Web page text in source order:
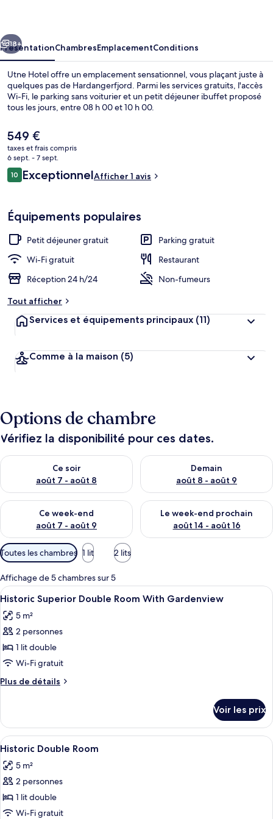
Façade de l’hébergement
Suivant
18+
PrésentationChambresEmplacementConditions
Utne Hotel offre un emplacement sensationnel, vous plaçant juste à
quelques pas de Hardangerfjord. Parmi les services gratuits, l'accès
Wi-Fi, le parking sans voiturier et un petit déjeuner ibuffet proposé
tous les jours, entre 08 h 00 et 10 h 00.
Le
prix
actuel
est
de
549 €
taxes et frais compris
6 sept. - 7 sept.
Avis
voyageurs
1010 sur 10
ExceptionnelAfficher 1 avis
Équipements populaires
Petit déjeuner gratuit
Parking gratuit
Wi-Fi gratuit
Restaurant
Réception 24 h/24
Non-fumeurs
Tout afficher
Services et équipements principaux (11)
Comme à la maison (5)
Options de chambre
Vérifiez la disponibilité pour ces dates.
Ce soir
août 7 - août 8
Vérifier la disponibilité pour ce soir août 7 - août 8
Demain
août 8 - août 9
Vérifier la disponibilité pour
Ce week-end
août 7 - août 9
Vérifier la disponibilité pour ce week-end août 7 - août 9
Le week-end prochain
août 14 - août 16
Vérifier la disponibilité pour
Filtres
disponibles
pour
les
chambres
Toutes les chambres 1 lit 2 lits
Affichage de 5 chambres sur 5
Afficher
toutes
les
photos
pour
ce
type
de
Historic
Superior
Double
Room
With
Gardenview
Une chambre d’hôtel avec un grand
1
Historic Superior Double Room With Gardenview
5 m²
2 personnes
1 lit double
Wi-Fi gratuit
Plus de détails
Plus
le
type
de
Historic
Superior
Room
With
Voir les prix
Afficher
toutes
les
photos
pour
ce
Une vue depuis une fenêtre à cadre
1
Historic Double Room
5 m²
2 personnes
1 lit double
Wi-Fi gratuit